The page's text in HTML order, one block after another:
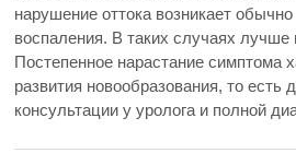
нарушение оттока возникает
воспаления. В таких случаях лучше
Постепенное нарастание симптома
развития новообразования, то есть
консультации у уролога и полной